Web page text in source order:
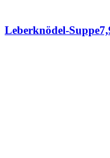
Leberknödel-Suppe